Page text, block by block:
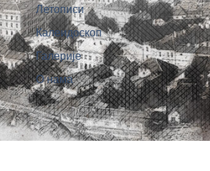
Летописи
Калеидоскоп
Галерије
О нама